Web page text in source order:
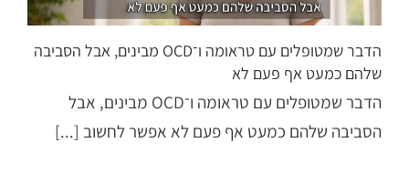
הדבר שמטופלים עם טראומה ו־OCD מבינים, אבל הסביבה
שלהם כמעט אף פעם לא
הדבר שמטופלים עם טראומה ו־OCD מבינים, אבל
הסביבה שלהם כמעט אף פעם לא אפשר לחשוב [...]